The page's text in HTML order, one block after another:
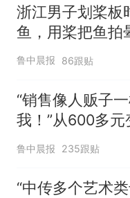
浙江男子划桨板
鱼，用桨把鱼拍
起；当事人：鱼
两，做成红烧辣
味道很好
鲁中晨报 86跟贴
“销售像人贩子
我！”从600多元
元，57岁保洁阿
糊
鲁中晨报 235跟贴
“中传多个艺术